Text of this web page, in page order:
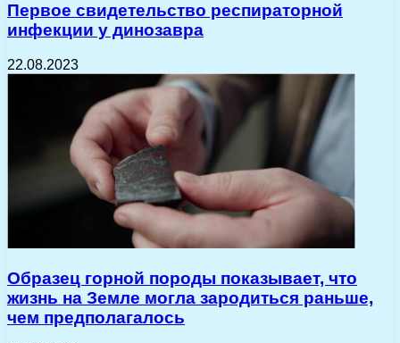
Первое свидетельство респираторной
инфекции у динозавра
22.08.2023
Образец горной породы показывает, что
жизнь на Земле могла зародиться раньше,
чем предполагалось